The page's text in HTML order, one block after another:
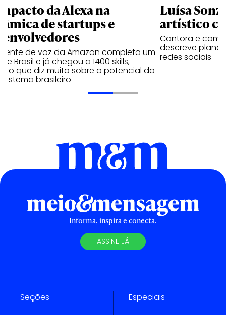
da Alexa na
de startups e
de voz da Amazon completa um
Brasil e já chegou a 1400 skills,
que diz muito sobre o potencial do
brasileiro
Luísa
artístico
Cantora e
descreve
redes sociais
Informa, inspira e conecta.
ASSINE JÁ
Seções Especiais